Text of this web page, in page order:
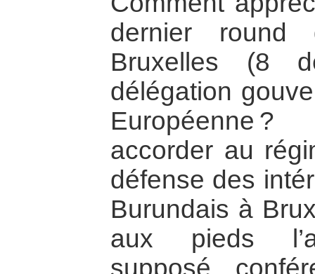
dernier round
Bruxelles (8
délégation
Européenne
accorder au
défense des
Burundais à
aux pieds
supposé